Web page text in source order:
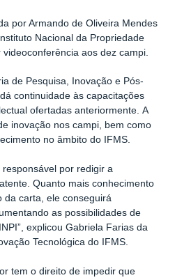
por Armando de Oliveira Mendes
Nacional da Propriedade
aos dez campi.
de Pesquisa, Inovação e Pós-
continuidade às capacitações
ofertadas anteriormente. A
inovação nos campi, bem como
no âmbito do IFMS.
por redigir a
Quanto mais conhecimento
da carta, ele conseguirá
as possibilidades de
explicou Gabriela Farias da
Tecnológica do IFMS.
tem o direito de impedir que